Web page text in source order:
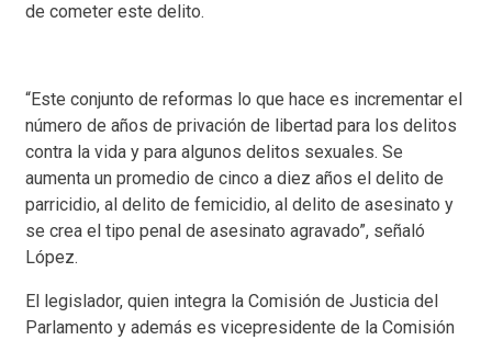
de cometer este delito.
“Este conjunto de reformas lo que hace es incrementar el
número de años de privación de libertad para los delitos
contra la vida y para algunos delitos sexuales. Se
aumenta un promedio de cinco a diez años el delito de
parricidio, al delito de femicidio, al delito de asesinato y
se crea el tipo penal de asesinato agravado”, señaló
López.
El legislador, quien integra la Comisión de Justicia del
Parlamento y además es vicepresidente de la Comisión